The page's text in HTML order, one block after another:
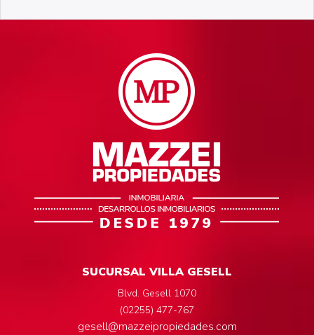
SUCURSAL VILLA GESELL
Blvd. Gesell 1070
(02255) 477-767
gesell@mazzeipropiedades.com